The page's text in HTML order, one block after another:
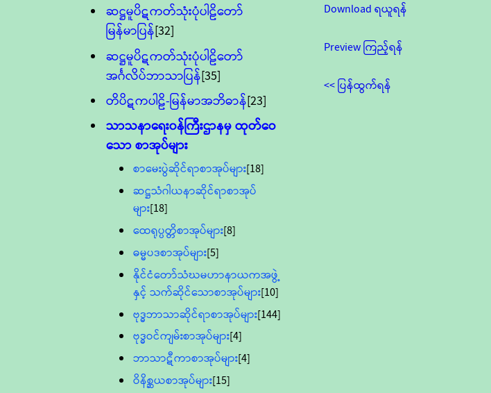
ဆဋ္ဌမူပိဋကတ်သုံးပုံပါဠိတော်
မြန်မာပြန်[32]
ဆဋ္ဌမူပိဋကတ်သုံးပုံပါဠိတော်
အင်္ဂလိပ်ဘာသာပြန်[35]
တိပိဋကပါဠိ-မြန်မာအဘိဓာန်[23]
သာသနာရေး၀န်ကြီးဌာနမှ ထုတ်ဝေ
သော စာအုပ်များ
စာမေးပွဲဆိုင်ရာစာအုပ်များ[18]
ဆဋ္ဌသံဂါယနာဆိုင်ရာစာအုပ်
များ[18]
ထေရုပ္ပတ္တိစာအုပ်များ[8]
ဓမ္မပဒစာအုပ်များ[5]
နိုင်ငံတော်သံဃမဟာနာယကအဖွဲ့
နှင့် သက်ဆိုင်သောစာအုပ်များ[10]
ဗုဒ္ဓဘာသာဆိုင်ရာစာအုပ်များ[144]
ဗုဒ္ဓဝင်ကျမ်းစာအုပ်များ[4]
ဘာသာဋီကာစာအုပ်များ[4]
ဝိနိစ္ဆယစာအုပ်များ[15]
Download ရယူရန်
Preview ကြည့်ရန်
<< ပြန်ထွက်ရန်